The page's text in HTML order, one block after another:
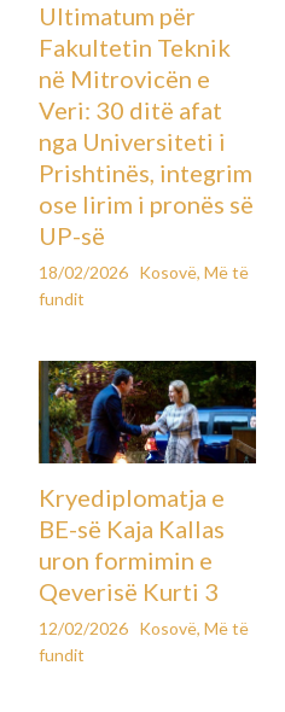
Ultimatum për
Fakultetin Teknik
në Mitrovicën e
Veri: 30 ditë afat
nga Universiteti i
Prishtinës, integrim
ose lirim i pronës së
UP-së
18/02/2026 Kosovë,Më të
fundit
Kryediplomatja e
BE-së Kaja Kallas
uron formimin e
Qeverisë Kurti 3
12/02/2026 Kosovë,Më të
fundit